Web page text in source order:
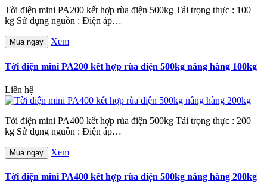
Tời điện mini PA200 kết hợp rùa điện 500kg Tải trọng thực : 100
kg Sử dụng nguồn : Điện áp…
Mua ngay Xem
Tời điện mini PA200 kết hợp rùa điện 500kg nâng hàng 100kg
Liên hệ
Tời điện mini PA400 kết hợp rùa điện 500kg Tải trọng thực : 200
kg Sử dụng nguồn : Điện áp…
Mua ngay Xem
Tời điện mini PA400 kết hợp rùa điện 500kg nâng hàng 200kg